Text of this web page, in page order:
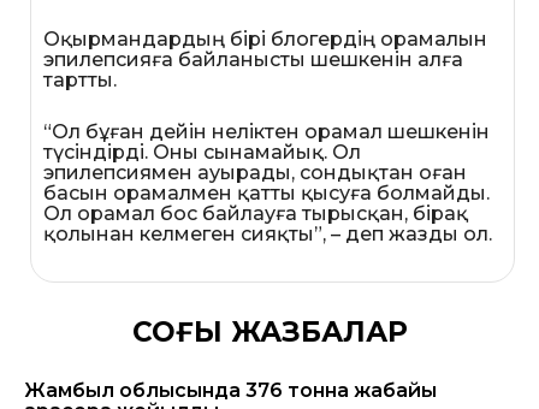
Оқырмандардың бірі блогердің орамалын
эпилепсияға байланысты шешкенін алға
тартты.
“Ол бұған дейін неліктен орамал шешкенін
түсіндірді. Оны сынамайық. Ол
эпилепсиямен ауырады, сондықтан оған
басын орамалмен қатты қысуға болмайды.
Ол орамал бос байлауға тырысқан, бірақ
қолынан келмеген сияқты”, – деп жазды ол.
СОҢҒЫ ЖАЗБАЛАР
Жамбыл облысында 376 тонна жабайы